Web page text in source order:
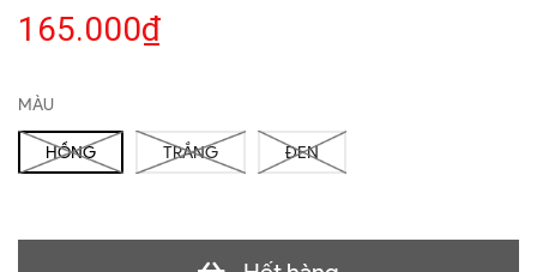
165.000₫
MÀU
HỒNG TRẮNG ĐEN